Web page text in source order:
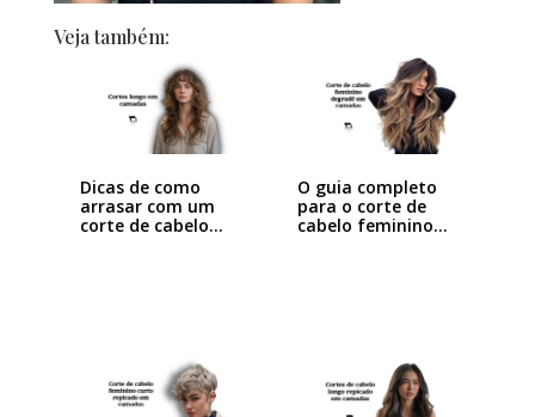
Veja também:
Dicas de como
arrasar com um
corte de cabelo…
O guia completo
para o corte de
cabelo feminino…